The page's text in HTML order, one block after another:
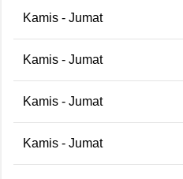
Kamis - Jumat
Kamis - Jumat
Kamis - Jumat
Kamis - Jumat